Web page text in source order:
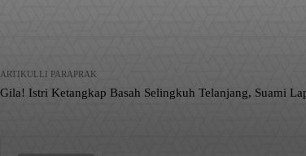
ARTIKULLI PARAPRAK
Gila! Istri Ketangkap Basah Selingkuh Telanjang, Suami